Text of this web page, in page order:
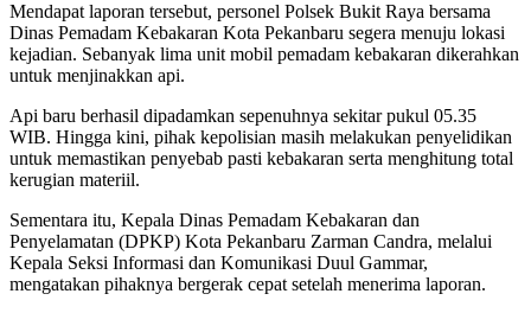
Mendapat laporan tersebut, personel Polsek Bukit Raya bersama
Dinas Pemadam Kebakaran Kota Pekanbaru segera menuju lokasi
kejadian. Sebanyak lima unit mobil pemadam kebakaran dikerahkan
untuk menjinakkan api.
Api baru berhasil dipadamkan sepenuhnya sekitar pukul 05.35
WIB. Hingga kini, pihak kepolisian masih melakukan penyelidikan
untuk memastikan penyebab pasti kebakaran serta menghitung total
kerugian materiil.
Sementara itu, Kepala Dinas Pemadam Kebakaran dan
Penyelamatan (DPKP) Kota Pekanbaru Zarman Candra, melalui
Kepala Seksi Informasi dan Komunikasi Duul Gammar,
mengatakan pihaknya bergerak cepat setelah menerima laporan.